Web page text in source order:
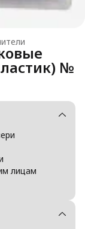
№
лицам